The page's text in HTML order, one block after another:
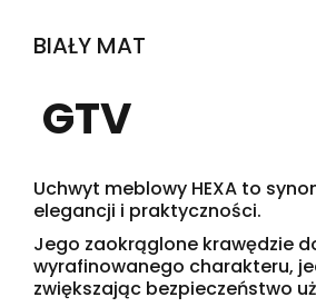
BIAŁY MAT
GTV
Uchwyt meblowy HEXA to
elegancji i praktyczności.
Jego zaokrąglone krawędzie
wyrafinowanego charakteru,
zwiększając bezpieczeństwo